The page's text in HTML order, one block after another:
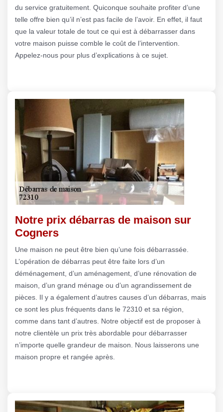
du service gratuitement. Quiconque souhaite profiter d’une
telle offre bien qu’il n’est pas facile de l’avoir. En effet, il faut
que la valeur totale de tout ce qui est à débarrasser dans
votre maison puisse comble le coût de l’intervention.
Appelez-nous pour plus d’explications à ce sujet.
Notre prix débarras de maison sur
Cogners
Une maison ne peut être bien qu’une fois débarrassée.
L’opération de débarras peut être faite lors d’un
déménagement, d’un aménagement, d’une rénovation de
maison, d’un grand ménage ou d’un agrandissement de
pièces. Il y a également d’autres causes d’un débarras, mais
ce sont les plus fréquents dans le 72310 et sa région,
comme dans tant d’autres. Notre objectif est de proposer à
notre clientèle un prix très abordable pour débarrasser
n’importe quelle grandeur de maison. Nous laisserons une
maison propre et rangée après.